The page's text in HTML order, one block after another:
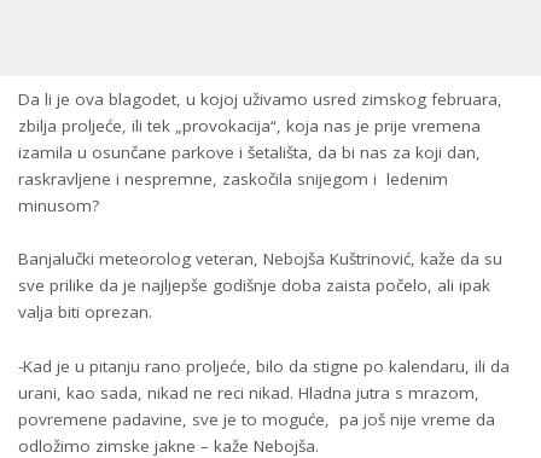
Da li je ova blagodet, u kojoj uživamo usred zimskog februara,
zbilja proljeće, ili tek „provokacija“, koja nas je prije vremena
izamila u osunčane parkove i šetališta, da bi nas za koji dan,
raskravljene i nespremne, zaskočila snijegom i ledenim
minusom?
Banjalučki meteorolog veteran, Nebojša Kuštrinović, kaže da su
sve prilike da je najljepše godišnje doba zaista počelo, ali ipak
valja biti oprezan.
-Kad je u pitanju rano proljeće, bilo da stigne po kalendaru, ili da
urani, kao sada, nikad ne reci nikad. Hladna jutra s mrazom,
povremene padavine, sve je to moguće, pa još nije vreme da
odložimo zimske jakne – kaže Nebojša.